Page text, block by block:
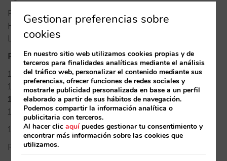
Fecha: 30 de mayo
Hora: 10:00h
Lugar: Hotel Aken Mind Mérida
Programa
10:00 – 10:20 Odentio
10:20 – 10:40 Mirai
10:40 – 11:00 Coffee
11:00 – 11:20 Quicktext
11:20 – 11:40 Fideltour
Registrateaquí
Gestionar preferencias sobre
cookies
En nuestro sitio web utilizamos cookies propias y de
terceros para finalidades analíticas mediante el análisis
del tráfico web, personalizar el contenido mediante sus
preferencias, ofrecer funciones de redes sociales y
mostrarle publicidad personalizada en base a un perfil
elaborado a partir de sus hábitos de navegación.
Podemos compartir la información analítica o
publicitaria con terceros.
Al hacer clicaquípuedes gestionar tu consentimiento y
encontrar más información sobre las cookies que
utilizamos.